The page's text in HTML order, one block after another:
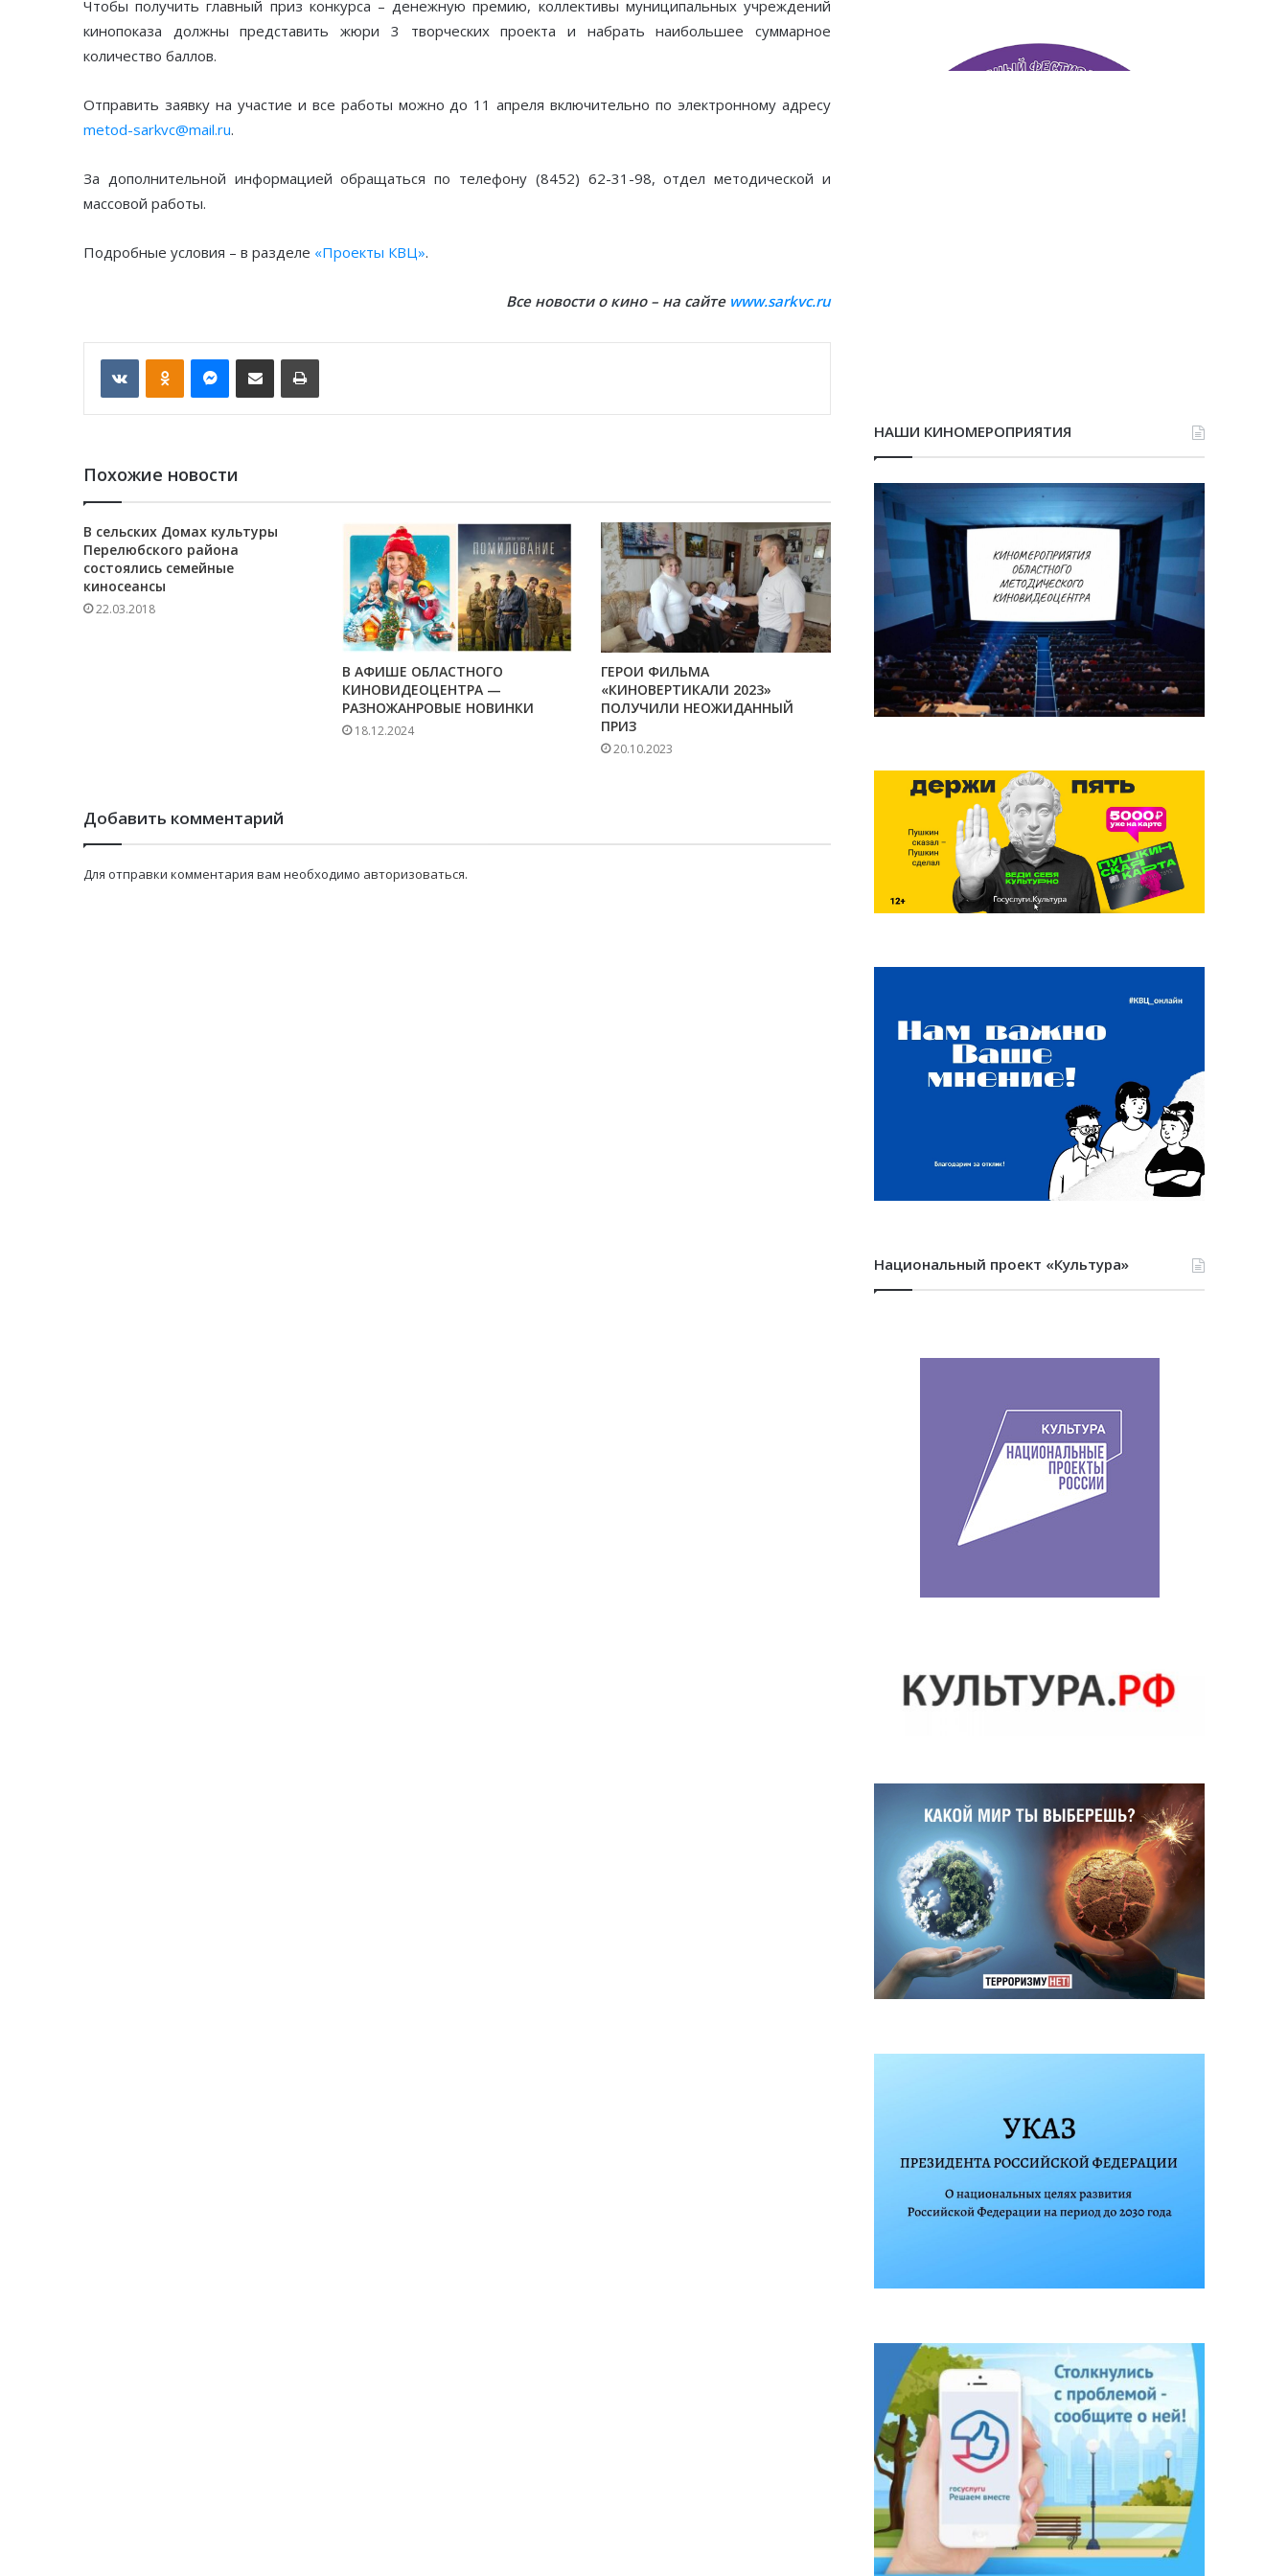
Чтобы получить главный приз конкурса – денежную премию, коллективы муниципальных учреждений
кинопоказа должны представить жюри 3 творческих проекта и набрать наибольшее суммарное
количество баллов.
Отправить заявку на участие и все работы можно до 11 апреля включительно по электронному адресу
metod-sarkvc@mail.ru.
За дополнительной информацией обращаться по телефону (8452) 62-31-98, отдел методической и
массовой работы.
Подробные условия – в разделе «Проекты КВЦ».
Все новости о кино – на сайте www.sarkvc.ru
VKontakte
Похожие новости
В сельских Домах культуры
Перелюбского района
состоялись семейные
киносеансы
22.03.2018
В АФИШЕ ОБЛАСТНОГО
КИНОВИДЕОЦЕНТРА —
РАЗНОЖАНРОВЫЕ НОВИНКИ
18.12.2024
ГЕРОИ ФИЛЬМА
«КИНОВЕРТИКАЛИ 2023»
ПОЛУЧИЛИ НЕОЖИДАННЫЙ
ПРИЗ
20.10.2023
Добавить комментарий
Для отправки комментария вам необходимо авторизоваться.
НАШИ КИНОМЕРОПРИЯТИЯ
Национальный проект «Культура»